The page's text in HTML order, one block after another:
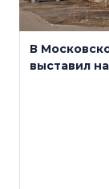
В
выставил